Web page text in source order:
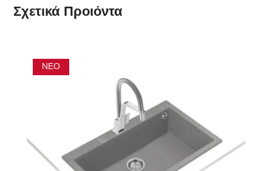
Σχετικά Προιόντα
ΝΈΟ